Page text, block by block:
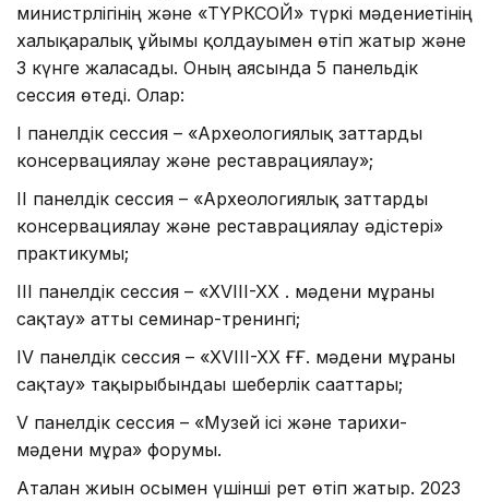
министрлігінің және «ТҮРКСОЙ» түркі мәдениетінің
халықаралық ұйымы қолдауымен өтіп жатыр және
3 күнге жалғасады. Оның аясында 5 панельдік
сессия өтеді. Олар:
I панелдік сессия – «Археологиялық заттарды
консервациялау және реставрациялау»;
ІI панелдік сессия – «Археологиялық заттарды
консервациялау және реставрациялау әдістері»
практикумы;
III панелдік сессия – «XVIII-XX ғғ. мәдени мұраны
сақтау» атты семинар-тренингі;
IV панелдік сессия – «XVIII-XX ҒҒ. мәдени мұраны
сақтау» тақырыбындағы шеберлік сағаттары;
V панелдік сессия – «Музей ісі және тарихи-
мәдени мұра» форумы.
Аталған жиын осымен үшінші рет өтіп жатыр. 2023